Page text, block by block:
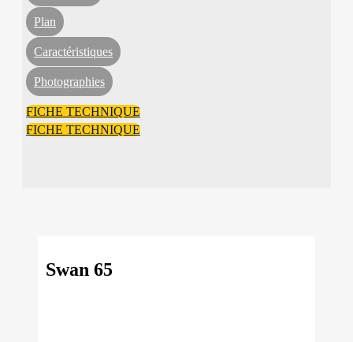
Plan
Caractéristiques
Photographies
FICHE TECHNIQUE
FICHE TECHNIQUE
Swan 65